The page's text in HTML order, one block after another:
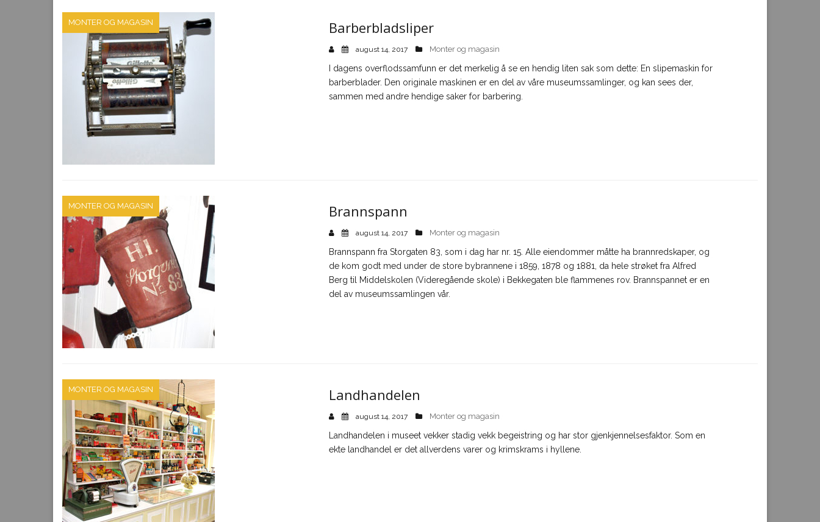
MONTER OG MAGASIN Barberbladsliper
august 14, 2017 Monter og magasin
I dagens overflodssamfunn er det merkelig å se en hendig liten sak som dette: En slipemaskin for
barberblader. Den originale maskinen er en del av våre museumssamlinger, og kan sees der,
sammen med andre hendige saker for barbering.
MONTER OG MAGASIN Brannspann
august 14, 2017 Monter og magasin
Brannspann fra Storgaten 83, som i dag har nr. 15. Alle eiendommer måtte ha brannredskaper, og
de kom godt med under de store bybrannene i 1859, 1878 og 1881, da hele strøket fra Alfred
Berg til Middelskolen (Videregående skole) i Bekkegaten ble flammenes rov. Brannspannet er en
del av museumssamlingen vår.
MONTER OG MAGASIN Landhandelen
august 14, 2017 Monter og magasin
Landhandelen i museet vekker stadig vekk begeistring og har stor gjenkjennelsesfaktor. Som en
ekte landhandel er det allverdens varer og krimskrams i hyllene.